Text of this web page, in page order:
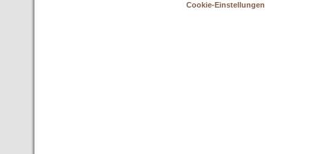
Cookie-Einstellungen